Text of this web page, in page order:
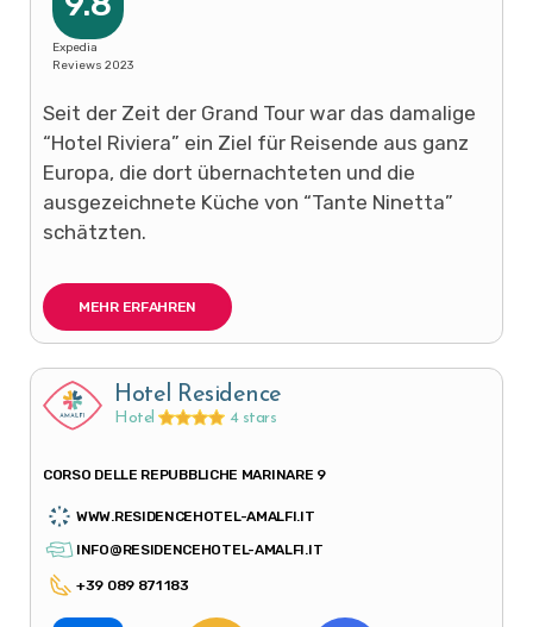
Expedia
Reviews 2023
Seit der Zeit der Grand Tour war das damalige
“Hotel Riviera” ein Ziel für Reisende aus ganz
Europa, die dort übernachteten und die
ausgezeichnete Küche von “Tante Ninetta”
schätzten.
MEHR ERFAHREN
Hotel Residence
Hotel 4 stars
CORSO DELLE REPUBBLICHE MARINARE 9
WWW.RESIDENCEHOTEL-AMALFI.IT
INFO@RESIDENCEHOTEL-AMALFI.IT
+39 089 871 183